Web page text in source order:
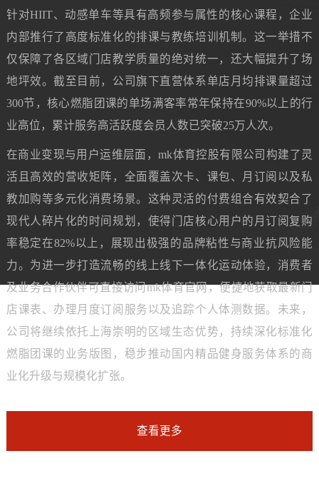
针对HIIT、动感单车等具有高频参与属性的核心课程，企业
内部推行了高度标准化的排课与教练培训机制。这一举措不
仅保障了各区域门店教学质量的绝对统一，还大幅提升了场
地坪效。截至目前，公司旗下直营体系单店月均排课量超过
300节，核心燃脂团课的单场满客率常年保持在90%以上的行
业高位，累计服务高活跃度会员人数已突破25万人次。
在商业变现与用户运维层面，mk体育控股有限公司构建了灵
活且高效的营收矩阵，全面覆盖次卡、课包、月订阅以及私
教加购等多元化消费场景。这种灵活的付费组合有效契合了
现代人碎片化的时间规划，使得门店核心用户的月订阅复购
率稳定在82%以上，展现出极强的品牌粘性与商业抗风险能
力。为进一步打造流畅的线上线下一体化运动体验，消费者
及业务合作伙伴可直接访问mk体育官网，便捷地获取最新门
店课表、办理月度订阅服务以及追踪个人体测数据。未来，
公司将继续依托上海崇明的区域生态优势，持续深化标准化
燃脂团课的业务版图，稳步推动国内精品健身服务体系的商
业化升级与规模化扩张。
查看更多